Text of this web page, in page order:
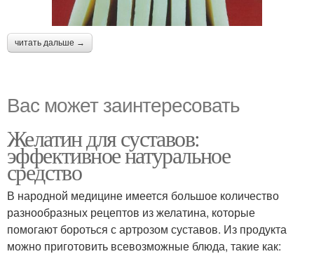
читать дальше →
Вас может заинтересовать
Желатин для суставов:
эффективное натуральное
средство
В народной медицине имеется большое количество
разнообразных рецептов из желатина, которые
помогают бороться с артрозом суставов. Из продукта
можно приготовить всевозможные блюда, такие как: